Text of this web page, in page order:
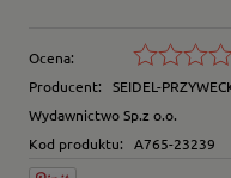
Ocena:
Producent:
SEIDEL-
Wydawnictwo Sp.z o.o.
Kod produktu:
A765-23239